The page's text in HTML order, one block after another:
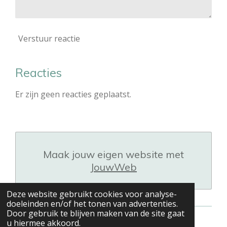
Deze website gebruikt cookies voor analyse-
doeleinden en/of het tonen van advertenties.
Door gebruik te blijven maken van de site gaat
u hiermee akkoord.
Verstuur reactie
Reacties
Er zijn geen reacties geplaatst.
Maak jouw eigen website met
JouwWeb